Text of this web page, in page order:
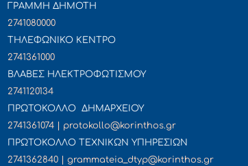
ΓΡΑΜΜΗ ΔΗΜΟΤΗ
2741080000
ΤΗΛΕΦΩΝΙΚΟ ΚΕΝΤΡΟ
2741361000
ΒΛΑΒΕΣ ΗΛΕΚΤΡΟΦΩΤΙΣΜΟΥ
2741120134
ΠΡΩΤΟΚΟΛΛΟ ΔΗΜΑΡΧΕΙΟΥ
2741361074 | protokollo@korinthos.gr
ΠΡΩΤΟΚΟΛΛΟ ΤΕΧΝΙΚΩΝ ΥΠΗΡΕΣΙΩΝ
2741362840 | grammateia_dtyp@korinthos.gr